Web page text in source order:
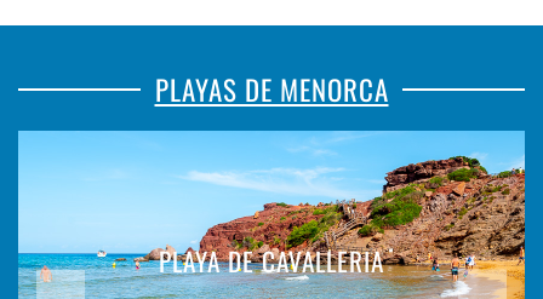
PLAYAS DE MENORCA
PLAYA DE CAVALLERIA